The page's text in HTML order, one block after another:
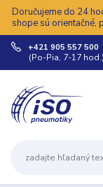
Doručujeme do 24
shope sú orientačné,
+421 905 557 500
(Po-Pia, 7-17 hod.)